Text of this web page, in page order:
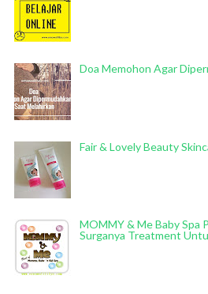
Doa Memohon Agar
Fair & Lovely Beauty
MOMMY & Me Baby Spa
Surganya Treatment